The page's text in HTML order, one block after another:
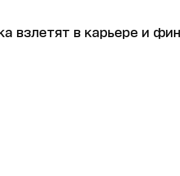
взлетят в карьере и